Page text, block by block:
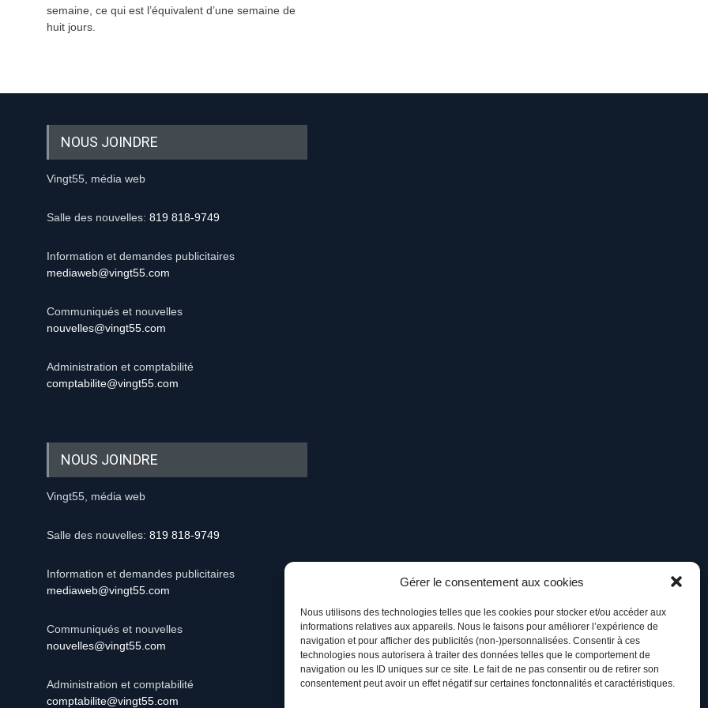
Gérer le consentement aux cookies
Nous utilisons des technologies telles que les cookies pour stocker et/ou accéder aux
informations relatives aux appareils. Nous le faisons pour améliorer l’expérience de
navigation et pour afficher des publicités (non-)personnalisées. Consentir à ces
technologies nous autorisera à traiter des données telles que le comportement de
navigation ou les ID uniques sur ce site. Le fait de ne pas consentir ou de retirer son
consentement peut avoir un effet négatif sur certaines fonctonnalités et caractéristiques.
semaine, ce qui est l’équivalent d’une semaine de
huit jours.
NOUS JOINDRE
Vingt55, média web
Salle des nouvelles: 819 818-9749
Information et demandes publicitaires
mediaweb@vingt55.com
Communiqués et nouvelles
nouvelles@vingt55.com
Administration et comptabilité
comptabilite@vingt55.com
NOUS JOINDRE
Vingt55, média web
Salle des nouvelles: 819 818-9749
Information et demandes publicitaires
mediaweb@vingt55.com
Communiqués et nouvelles
nouvelles@vingt55.com
Administration et comptabilité
comptabilite@vingt55.com